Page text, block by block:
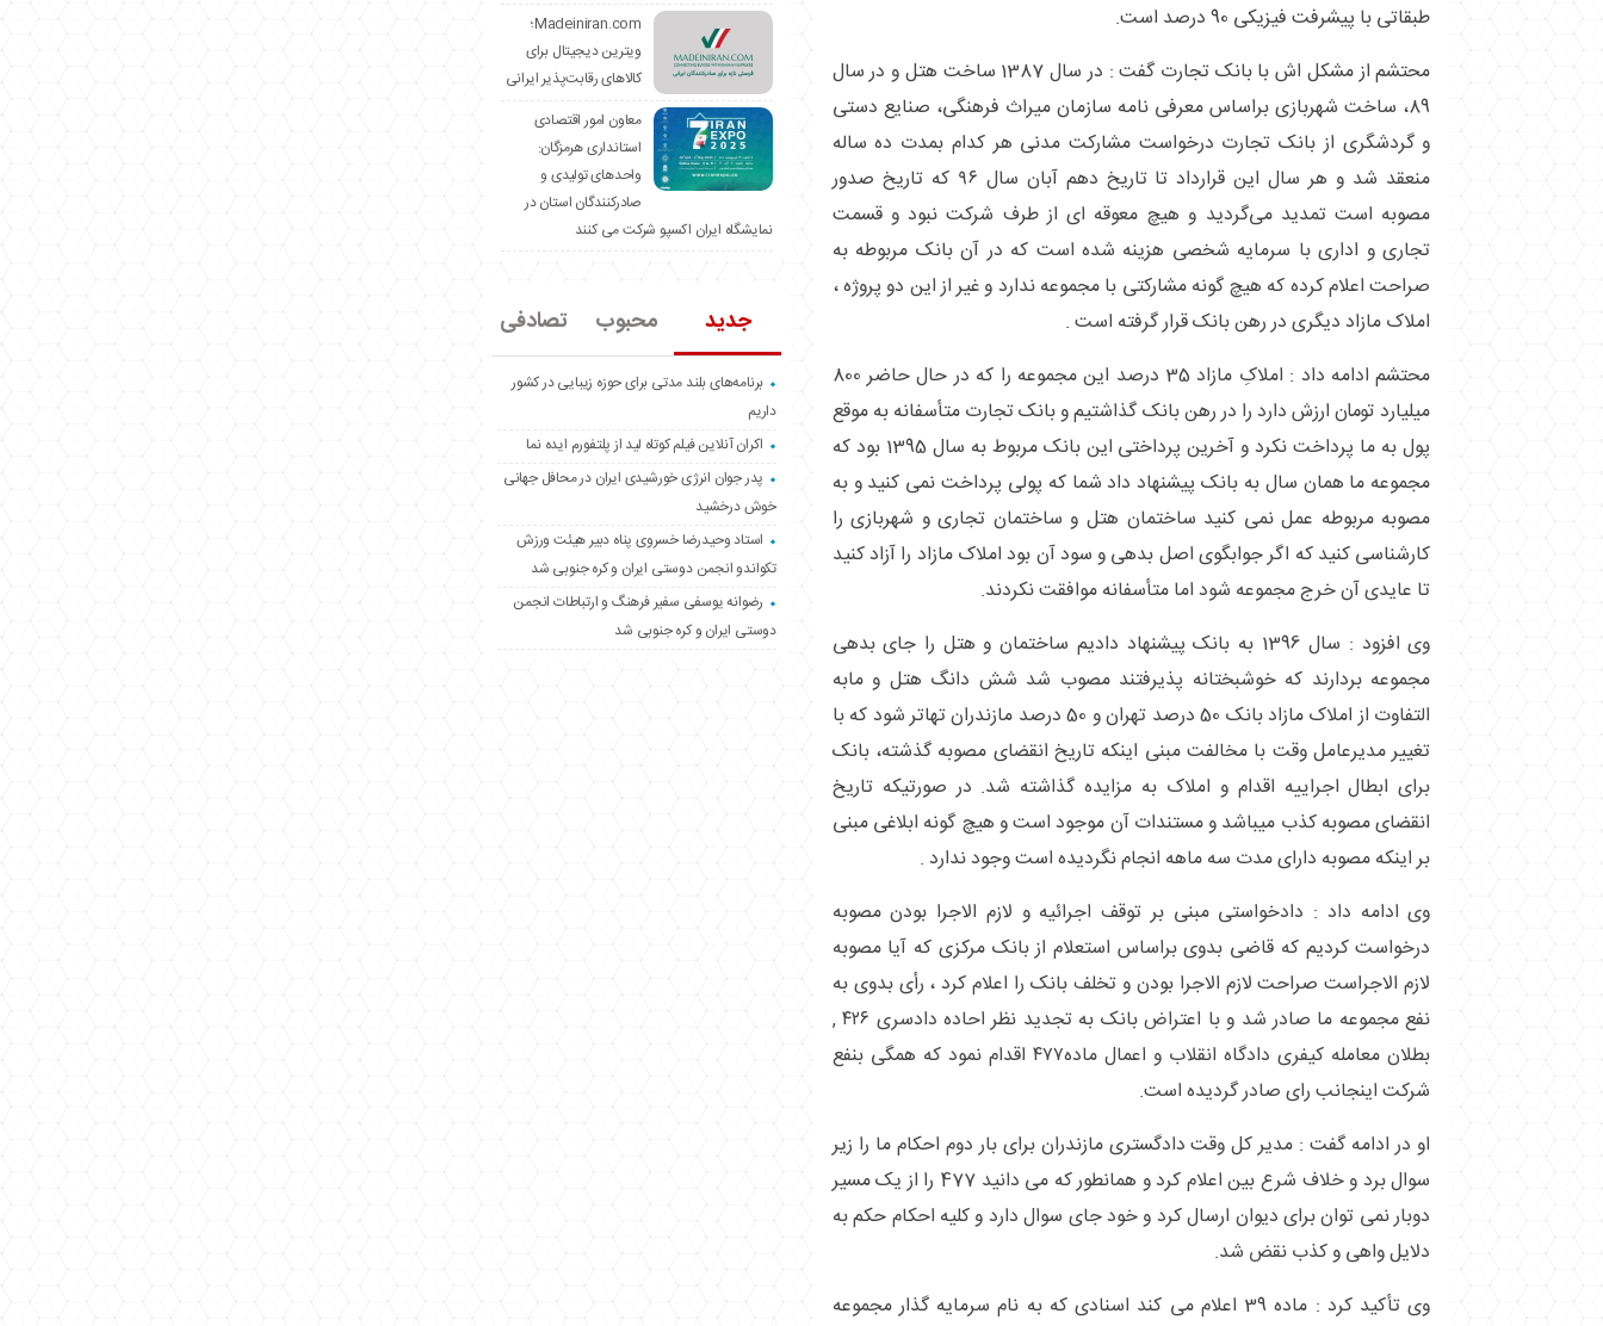
طبقاتی با پیشرفت فیزیکی 90 درصد است.
محتشم از مشکل اش با بانک تجارت گفت : در سال 1387 ساخت هتل و در سال
89، ساخت شهربازی براساس معرفی نامه سازمان میراث فرهنگی، صنایع دستی
و گردشگری از بانک تجارت درخواست مشارکت مدنی هر کدام بمدت ده ساله
منعقد شد و هر سال این قرارداد تا تاریخ دهم آبان سال ۹۶ که تاریخ صدور
مصوبه است تمدید می‌گردید و هیچ معوقه ای از طرف شرکت نبود و قسمت
تجاری و اداری با سرمایه شخصی هزینه شده است که در آن بانک مربوطه به
صراحت اعلام کرده که هیچ گونه مشارکتی با مجموعه ندارد و غیر از این دو پروژه ،
املاک مازاد دیگری در رهن بانک قرار گرفته است .
محتشم ادامه داد : املاکِ مازاد 35 درصد این مجموعه را که در حال حاضر 800
میلیارد تومان ارزش دارد را در رهن بانک گذاشتیم و بانک تجارت متأسفانه به موقع
پول به ما پرداخت نکرد و آخرین پرداختی این بانک مربوط به سال 1395 بود که
مجموعه ما همان سال به بانک پیشنهاد داد شما که پولی پرداخت نمی کنید و به
مصوبه مربوطه عمل نمی کنید ساختمان هتل و ساختمان تجاری و شهربازی را
کارشناسی کنید که اگر جوابگوی اصل بدهی و سود آن بود املاک مازاد را آزاد کنید
تا عایدی آن خرج مجموعه شود اما متأسفانه موافقت نکردند.
وی افزود : سال 1396 به بانک پیشنهاد دادیم ساختمان و هتل را جای بدهی
مجموعه بردارند که خوشبختانه پذیرفتند مصوب شد شش دانگ هتل و مابه
التفاوت از املاک مازاد بانک 50 درصد تهران و 50 درصد مازندران تهاتر شود که با
تغییر مدیرعامل وقت با مخالفت مبنی اینکه تاریخ انقضای مصوبه گذشته، بانک
برای ابطال اجراییه اقدام و املاک به مزایده گذاشته شد. در صورتیکه تاریخ
انقضای مصوبه کذب میباشد و مستندات آن موجود است و هیچ گونه ابلاغی مبنی
بر اینکه مصوبه دارای مدت سه ماهه انجام نگردیده است وجود ندارد .
وی ادامه داد : دادخواستی مبنی بر توقف اجرائیه و لازم الاجرا بودن مصوبه
درخواست کردیم که قاضی بدوی براساس استعلام از بانک مرکزی که آیا مصوبه
لازم الاجراست صراحت لازم الاجرا بودن و تخلف بانک را اعلام کرد ، رأی بدوی به
نفع مجموعه ما صادر شد و با اعتراض بانک به تجدید نظر احاده دادسری ۴۲۶ ,
بطلان معامله کیفری دادگاه انقلاب و اعمال ماده۴۷۷ اقدام نمود که همگی بنفع
شرکت اینجانب رای صادر گردیده است.
او در ادامه گفت : مدیر کل وقت دادگستری مازندران برای بار دوم احکام ما را زیر
سوال برد و خلاف شرع بین اعلام کرد و همانطور که می دانید 477 را از یک مسیر
دوبار نمی توان برای دیوان ارسال کرد و خود جای سوال دارد و کلیه احکام حکم به
دلایل واهی و کذب نقض شد.
وی تأکید کرد : ماده 39 اعلام می کند اسنادی که به نام سرمایه گذار مجموعه
Madeiniran.com؛
ویترین دیجیتال برای
کالاهای رقابت‌پذیر ایرانی
معاون امور اقتصادی
استانداری هرمزگان:
واحدهای تولیدی و
صادرکنندگان استان در
نمایشگاه ایران اکسپو شرکت می کنند
جدید محبوب تصادفی
برنامه‌های بلند مدتی برای حوزه زیبایی در کشور
داریم
اکران آنلاین فیلم کوتاه لید از پلتفورم ایده نما
پدر جوان انرژی خورشیدی ایران در محافل جهانی
خوش درخشید
استاد وحیدرضا خسروی پناه دبیر هیئت ورزش
تکواندو انجمن دوستی ایران و کره جنوبی شد
رضوانه یوسفی سفیر فرهنگ و ارتباطات انجمن
دوستی ایران و کره جنوبی شد